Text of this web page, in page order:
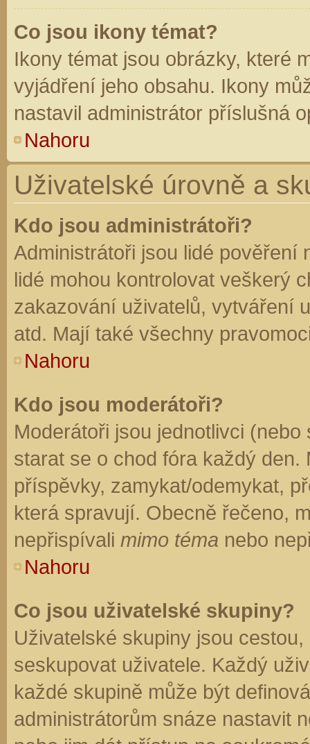
Co jsou ikony témat?
Ikony témat jsou obrázky, které
vyjádření jeho obsahu. Ikony
nastavil administrátor příslušná
Nahoru
Uživatelské úrovně a
Kdo jsou administrátoři?
Administrátoři jsou lidé pověření
lidé mohou kontrolovat veškerý
zakazování uživatelů, vytváření
atd. Mají také všechny
Nahoru
Kdo jsou moderátoři?
Moderátoři jsou jednotlivci
starat se o chod fóra každý
příspěvky, zamykat/odemykat,
která spravují. Obecně řečeno,
nepřispívali mimo téma nebo
Nahoru
Co jsou uživatelské skupiny?
Uživatelské skupiny jsou
seskupovat uživatele. Každý
každé skupině může být
administrátorům snáze nastavit